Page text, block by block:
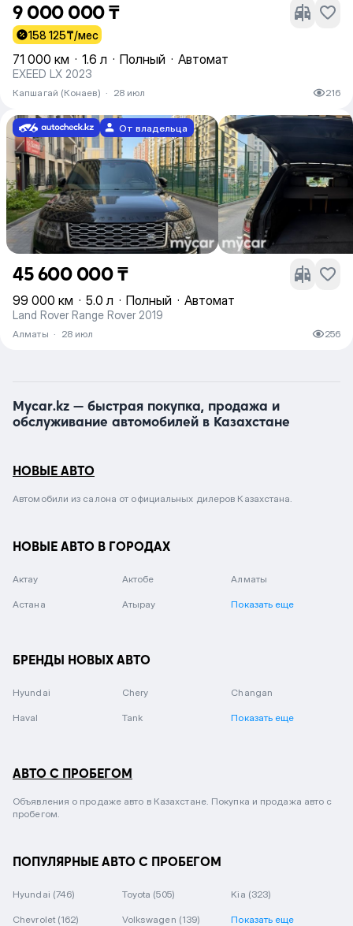
9 000 000 ₸
158 125₸/мес
71 000 км · 1.6 л · Полный · Автомат
EXEED LX 2023
Капшагай (Конаев) · 28 июл 216
От владельца
45 600 000 ₸
99 000 км · 5.0 л · Полный · Автомат
Land Rover Range Rover 2019
Алматы · 28 июл 256
Mycar.kz — быстрая покупка, продажа и
обслуживание автомобилей в Казахстане
НОВЫЕ АВТО
Автомобили из салона от официальных дилеров Казахстана.
НОВЫЕ АВТО В ГОРОДАХ
Актау Актобе Алматы
Астана Атырау Показать еще
БРЕНДЫ НОВЫХ АВТО
Hyundai Chery Changan
Haval Tank Показать еще
АВТО С ПРОБЕГОМ
Объявления о продаже авто в Казахстане. Покупка и продажа авто с
пробегом.
ПОПУЛЯРНЫЕ АВТО С ПРОБЕГОМ
Hyundai (746) Toyota (505) Kia (323)
Chevrolet (162) Volkswagen (139) Показать еще